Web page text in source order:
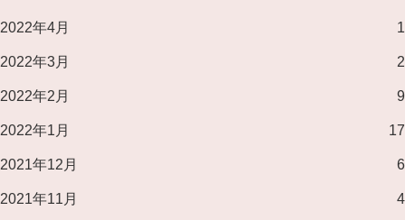
2022年4月 1
2022年3月 2
2022年2月 9
2022年1月 17
2021年12月 6
2021年11月 4